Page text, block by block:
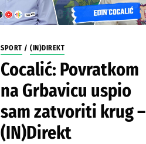
SPORT /(IN)DIREKT
Cocalić: Povratkom
na Grbavicu uspio
sam zatvoriti krug –
(IN)Direkt